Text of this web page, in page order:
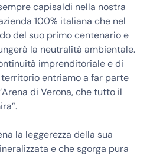
capisaldi nella nostra
100% italiana che nel
del suo primo centenario e
la neutralità ambientale.
imprenditoriale e di
entriamo a far parte
di Verona, che tutto il
la leggerezza della sua
e che sgorga pura